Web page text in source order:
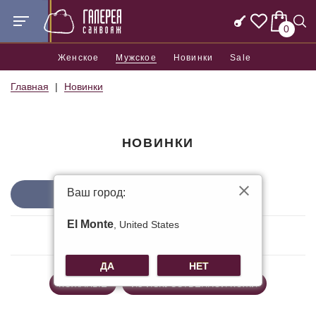
0
Женское Мужское Новинки Sale
Главная Новинки
НОВИНКИ
ФИЛЬТРЫ
КОЖАНЫЕ ИЗ ИСКУССТВЕННОЙ КОЖИ
Ваш город:
El Monte , United States
ДА НЕТ